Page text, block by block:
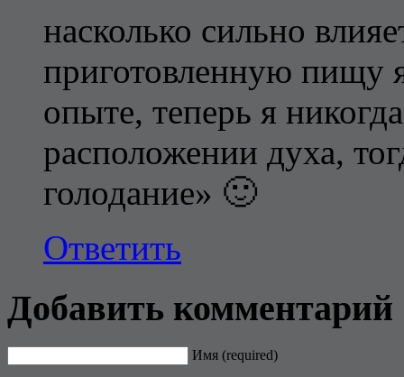
насколько сильно
приготовленную пищу
опыте, теперь я
расположении духа,
голодание» 🙂
Ответить
Добавить комментарий
Имя (required)